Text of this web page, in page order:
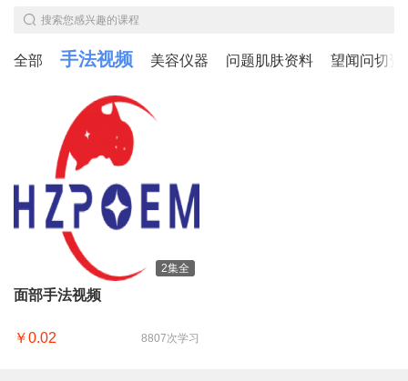
搜索您感兴趣的课程
全部 手法视频 美容仪器 问题肌肤资料 望闻问切资
2集全
面部手法视频
￥0.02 8807次学习